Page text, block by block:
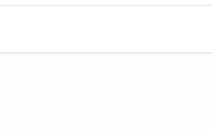
daha kabiliyetli yaptı